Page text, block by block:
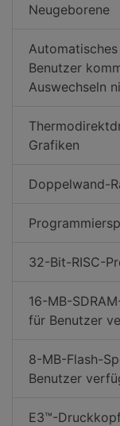
Neugeborene
Benutzer
Auswechseln
Grafiken
Doppelwand-
32-Bit-RISC-
16-MB-
für Benutzer
8-MB-Flash-
Benutzer
E3™-